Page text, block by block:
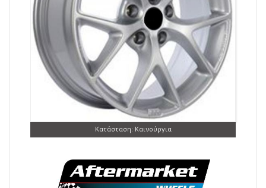
Κατάσταση: Καινούργια